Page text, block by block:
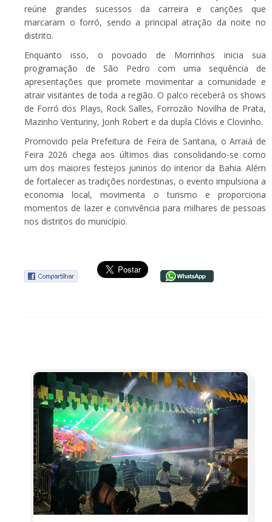
reúne grandes sucessos da carreira e canções que
marcaram o forró, sendo a principal atração da noite no
distrito.
Enquanto isso, o povoado de Morrinhos inicia sua
programação de São Pedro com uma sequência de
apresentações que promete movimentar a comunidade e
atrair visitantes de toda a região. O palco receberá os shows
de Forró dos Plays, Rock Salles, Forrozão Novilha de Prata,
Mazinho Venturiny, Jonh Robert e da dupla Clóvis e Clovinho.
Promovido pela Prefeitura de Feira de Santana, o Arraiá de
Feira 2026 chega aos últimos dias consolidando-se como
um dos maiores festejos juninos do interior da Bahia. Além
de fortalecer as tradições nordestinas, o evento impulsiona a
economia local, movimenta o turismo e proporciona
momentos de lazer e convivência para milhares de pessoas
nos distritos do município.